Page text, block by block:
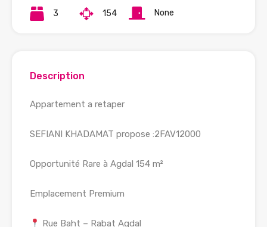
3 154 None
Description
Appartement a retaper
SEFIANI KHADAMAT propose :2FAV12000
Opportunité Rare à Agdal 154 m²
Emplacement Premium
Rue Baht – Rabat Agdal